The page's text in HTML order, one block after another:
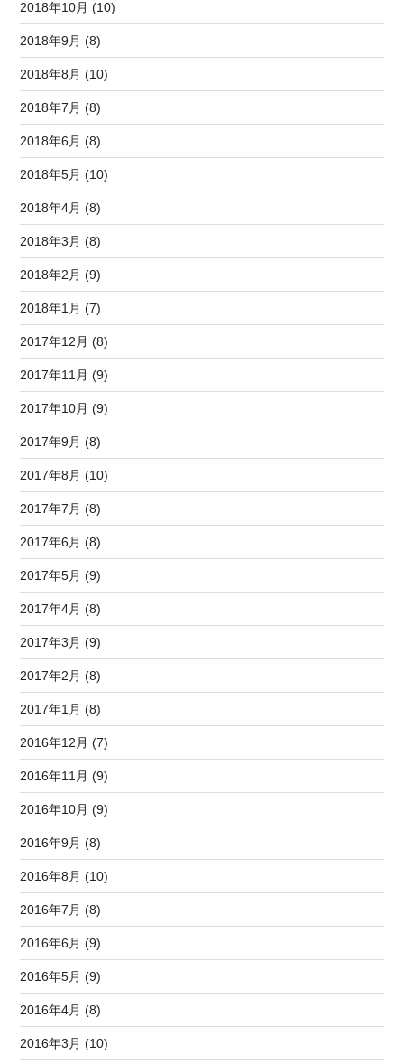
2018年10月 (10)
2018年9月 (8)
2018年8月 (10)
2018年7月 (8)
2018年6月 (8)
2018年5月 (10)
2018年4月 (8)
2018年3月 (8)
2018年2月 (9)
2018年1月 (7)
2017年12月 (8)
2017年11月 (9)
2017年10月 (9)
2017年9月 (8)
2017年8月 (10)
2017年7月 (8)
2017年6月 (8)
2017年5月 (9)
2017年4月 (8)
2017年3月 (9)
2017年2月 (8)
2017年1月 (8)
2016年12月 (7)
2016年11月 (9)
2016年10月 (9)
2016年9月 (8)
2016年8月 (10)
2016年7月 (8)
2016年6月 (9)
2016年5月 (9)
2016年4月 (8)
2016年3月 (10)